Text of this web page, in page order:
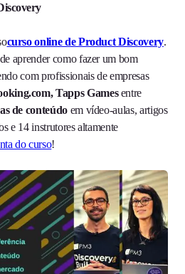
curso online de Product Discovery.
aprender como fazer um bom
com profissionais de empresas
Tapps Gamesentre
de conteúdoem vídeo-aulas, artigos
e 14 instrutores altamente
do curso!